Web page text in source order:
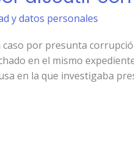
y datos personales
por presunta
en el mismo
en la que investigaba